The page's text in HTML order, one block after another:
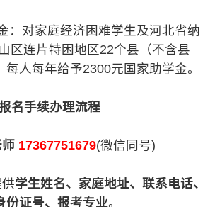
对家庭经济困难学生及河北省纳
区连片特困地区22个县（不含县
人每年给予2300元国家助学金。
名手续办理流程
17367751679(微信同号)
学生姓名、家庭地址、联系电话、
份证号、报考专业。